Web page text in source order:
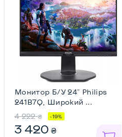
Монитор Б/У 24" Philips
241B7Q, Широкий ...
4 222 ₴ -19%
3 420 ₴